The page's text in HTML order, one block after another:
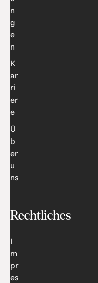
n
g
e
n
K
ar
ri
er
e
Ü
b
er
u
ns
Rechtliches
m
pr
es